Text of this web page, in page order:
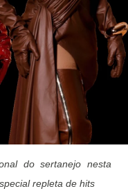
do sertanejo nesta
repleta de hits